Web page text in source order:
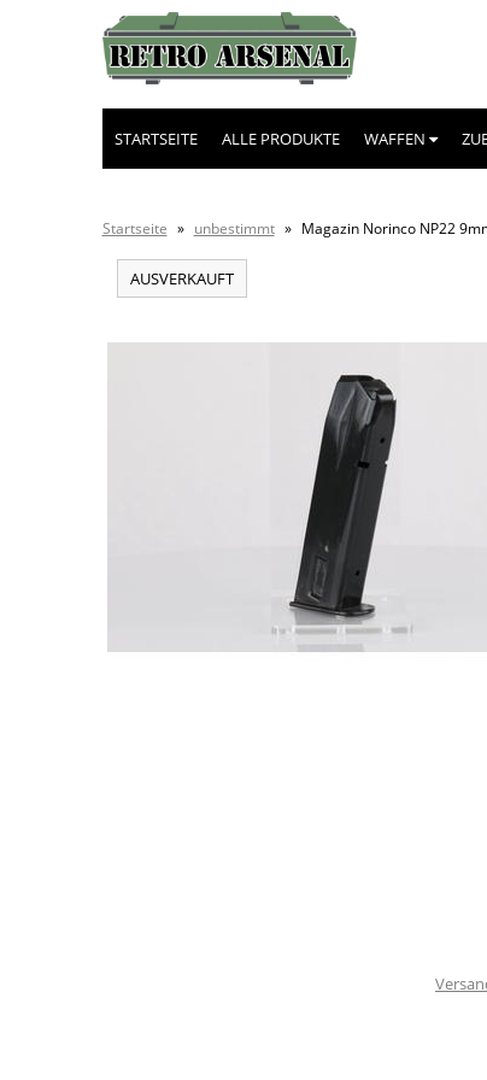
STARTSEITE ALLE PRODUKTE WAFFEN
Startseite » unbestimmt » Magazin Norinco NP22
AUSVERKAUFT